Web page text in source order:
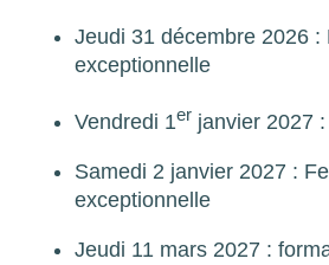
Jeudi 31 décembre 2026 :
exceptionnelle
Vendredi 1er janvier 2027
Samedi 2 janvier 2027 :
exceptionnelle
Jeudi 11 mars 2027 :